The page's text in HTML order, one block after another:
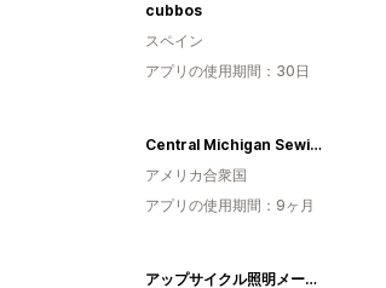
cubbos
スペイン
アプリの使用期間：30日
Central Michigan Sewing Supplies
アメリカ合衆国
アプリの使用期間：9ヶ月
アップサイクル照明メーカー・ソイロ